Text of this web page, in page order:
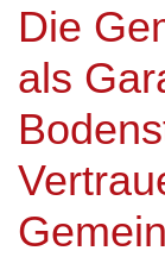
Die
als